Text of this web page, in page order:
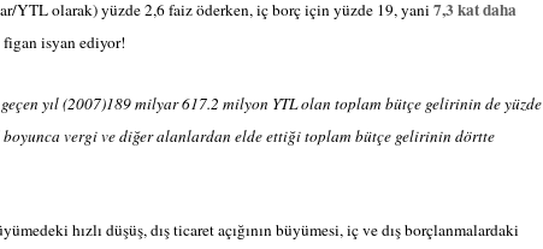
YTL olarak) yüzde 2,6 faiz öderken, iç borç için yüzde 19, yani 7,3 kat daha
isyan ediyor!
yıl (2007)189 milyar 617.2 milyon YTL olan toplam bütçe gelirinin de yüzde
boyunca vergi ve diğer alanlardan elde ettiği toplam bütçe gelirinin dörtte
hızlı düşüş, dış ticaret açığının büyümesi, iç ve dış borçlanmalardaki